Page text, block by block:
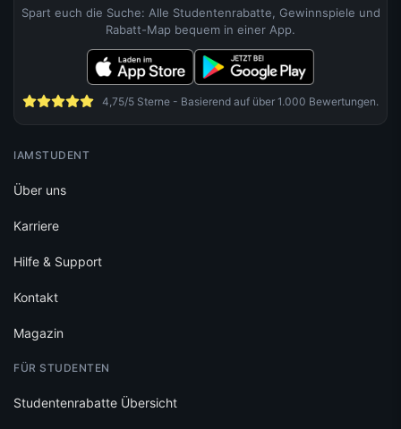
Spart euch die Suche: Alle Studentenrabatte, Gewinnspiele und
Rabatt-Map bequem in einer App.
4,75/5 Sterne - Basierend auf über 1.000 Bewertungen.
IAMSTUDENT
Über uns
Karriere
Hilfe & Support
Kontakt
Magazin
FÜR STUDENTEN
Studentenrabatte Übersicht